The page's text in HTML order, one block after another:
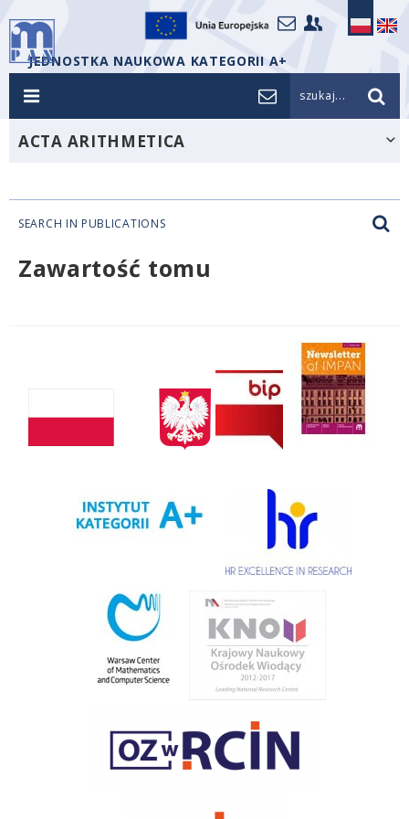
JEDNOSTKA NAUKOWA KATEGORII A+
szukaj...
ACTA ARITHMETICA
SEARCH IN PUBLICATIONS
Zawartość tomu